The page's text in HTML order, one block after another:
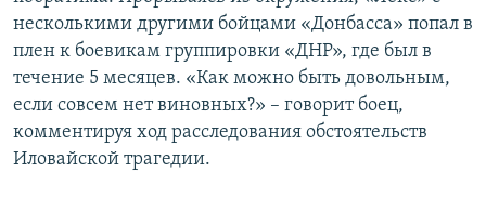
несколькими другими бойцами «Донбасса» попал в
плен к боевикам группировки «ДНР», где был в
течение 5 месяцев. «Как можно быть довольным,
если совсем нет виновных?» – говорит боец,
комментируя ход расследования обстоятельств
Иловайской трагедии.